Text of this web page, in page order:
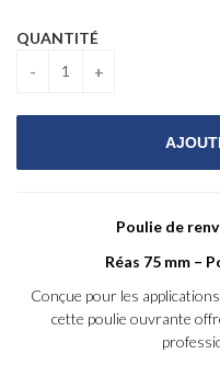
QUANTITÉ
Poulie de
Réas 75 mm –
Conçue pour les
cette poulie ouvrante